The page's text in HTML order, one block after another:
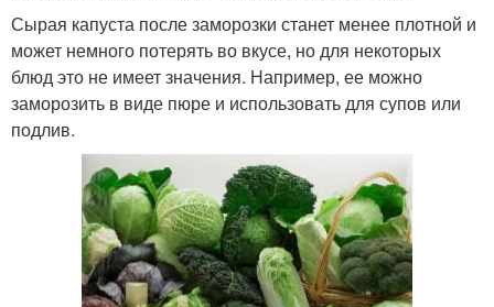
Сырая капуста после заморозки станет менее плотной и
может немного потерять во вкусе, но для некоторых
блюд это не имеет значения. Например, ее можно
заморозить в виде пюре и использовать для супов или
подлив.